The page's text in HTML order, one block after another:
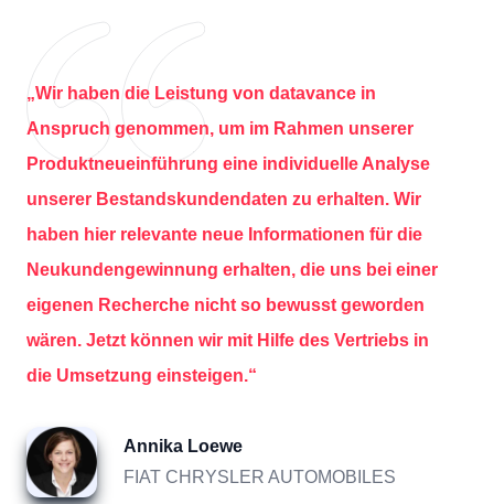
„Wir haben die Leistung von datavance in
Anspruch genommen, um im Rahmen unserer
Produktneueinführung eine individuelle Analyse
unserer Bestandskundendaten zu erhalten. Wir
haben hier relevante neue Informationen für die
Neukundengewinnung erhalten, die uns bei einer
eigenen Recherche nicht so bewusst geworden
wären. Jetzt können wir mit Hilfe des Vertriebs in
die Umsetzung einsteigen.“
Annika Loewe
FIAT CHRYSLER AUTOMOBILES